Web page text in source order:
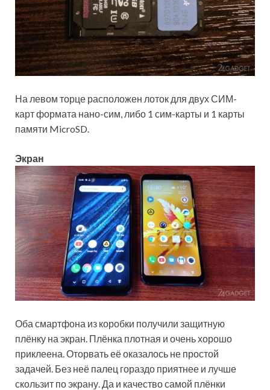
На левом торце расположен лоток для двух СИМ-
карт формата нано-сим, либо 1 сим-карты и 1 карты
памяти MicroSD.
Экран
Оба смартфона из коробки получили защитную
плёнку на экран. Плёнка плотная и очень хорошо
приклеена. Оторвать её оказалось не простой
задачей. Без неё палец гораздо приятнее и лучше
скользит по экрану. Да и качество самой плёнки